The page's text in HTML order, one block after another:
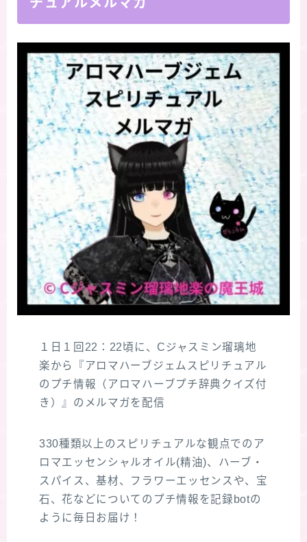
１日１回22：22頃に、Cジャスミン瑠璃地
楽から『アロマハーブジェムスピリチュアル
のプチ情報（アロマハーブプチ辞典クイズ付
き）』のメルマガを配信
330種類以上のスピリチュアルな観点でのア
ロマエッセンシャルオイル(精油)、ハーブ・
スパイス、基材、フラワーエッセンスや、宝
石、花などについてのプチ情報を記録botの
ように毎日お届け！